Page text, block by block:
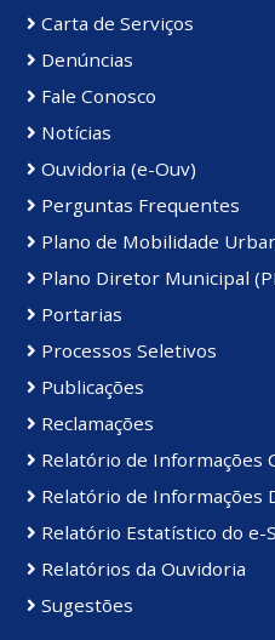
Carta de Serviços
Denúncias
Fale Conosco
Notícias
Ouvidoria (e-Ouv)
Perguntas Frequentes
Plano de Mobilidade
Plano Diretor Municipal
Portarias
Processos Seletivos
Publicações
Reclamações
Relatório de Informações
Relatório de Informações
Relatório Estatístico do e-
Relatórios da Ouvidoria
Sugestões